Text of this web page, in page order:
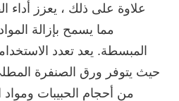
علاوة على ذلك ، يعزز أداء
مما يسمح بإزالة
المبسطة. يعد تعدد
حيث يتوفر ورق الصنفرة
من أحجام الحبيبات ومواد